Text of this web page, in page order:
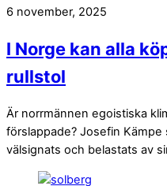
6 november, 2025
I Norge kan alla
rullstol
Är norrmännen egoistiska
förslappade? Josefin
välsignats och belastats av